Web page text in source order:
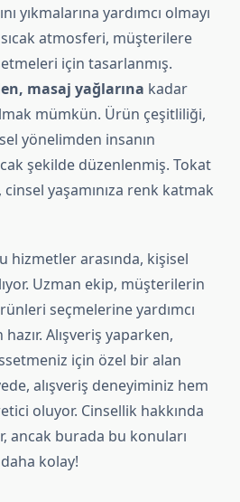
yıkmalarına yardımcı olmayı
atmosferi, müşterilere
için tasarlanmış.
masaj yağlarına kadar
mümkün. Ürün çeşitliliği,
yönelimden insanın
şekilde düzenlenmiş. Tokat
yaşamınıza renk katmak
hizmetler arasında, kişisel
Uzman ekip, müşterilerin
seçmelerine yardımcı
Alışveriş yaparken,
için özel bir alan
alışveriş deneyiminiz hem
oluyor. Cinsellik hakkında
ancak burada bu konuları
kolay!